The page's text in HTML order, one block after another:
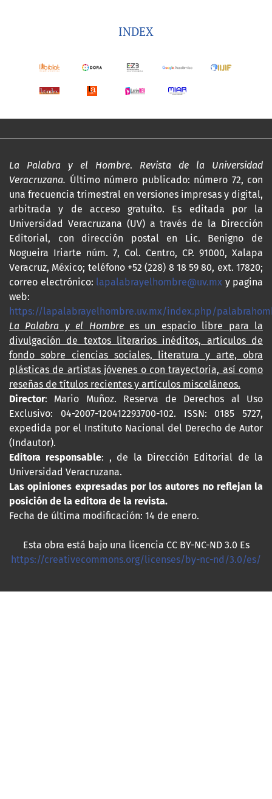
INDEX
La Palabra y el Hombre. Revista de la Universidad
Veracruzana. Último número publicado: número 72, con
una frecuencia trimestral en versiones impresas y digital,
arbitrada y de acceso gratuito. Es editada por la
Universidad Veracruzana (UV) a través de la Dirección
Editorial, con dirección postal en Lic. Benigno de
Nogueira Iriarte núm. 7, Col. Centro, CP. 91000, Xalapa
Veracruz, México; teléfono +52 (228) 8 18 59 80, ext. 17820;
correo electrónico: lapalabrayelhombre@uv.mx y pagina
web:
https://lapalabrayelhombre.uv.mx/index.php/
La Palabra y el Hombre es un espacio libre para la
divulgación de textos literarios inéditos, artículos de
fondo sobre ciencias sociales, literatura y arte, obra
plásticas de artistas jóvenes o con trayectoria, así como
reseñas de títulos recientes y artículos misceláneos.
Director: Mario Muñoz. Reserva de Derechos al Uso
Exclusivo: 04-2007-120412293700-102. ISSN: 0185 5727,
expedida por el Instituto Nacional del Derecho de Autor
(Indautor).
Editora responsable: , de la Dirección Editorial de la
Universidad Veracruzana.
Las opiniones expresadas por los autores no reflejan la
posición de la editora de la revista.
Fecha de última modificación: 14 de enero.
Esta obra está bajo una licencia CC BY-NC-ND 3.0 Es
https://creativecommons.org/licenses/by-nc-nd/3.0/es/